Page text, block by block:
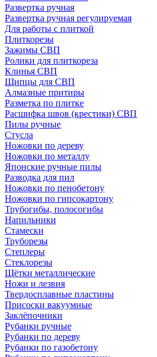
Развертка ручная
Развертка ручная регулируемая
Для работы с плиткой
Плиткорезы
Зажимы СВП
Ролики для плиткореза
Клинья СВП
Щипцы для СВП
Алмазные притиры
Разметка по плитке
Расшифка швов (крестики) СВП
Пилы ручные
Стусла
Ножовки по дереву
Ножовки по металлу
Японские ручные пилы
Разводка для пил
Ножовки по пенобетону
Ножовки по гипсокартону
Трубогибы, полосогибы
Напильники
Стамески
Труборезы
Степлеры
Стеклорезы
Щётки металлические
Ножи и лезвия
Твердосплавные пластины
Присоски вакуумные
Заклёпочники
Рубанки ручные
Рубанки по дереву
Рубанки по газобетону